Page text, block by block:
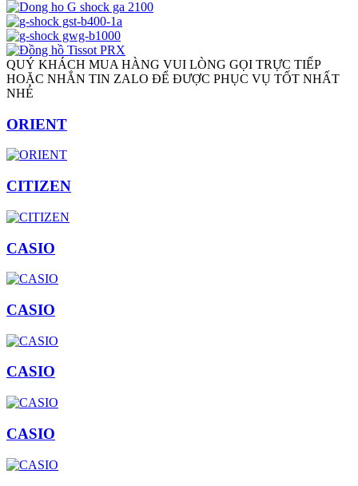
QUÝ KHÁCH MUA HÀNG VUI LÒNG GỌI TRỰC TIẾP
HOẶC NHẮN TIN ZALO ĐỂ ĐƯỢC PHỤC VỤ TỐT NHẤT
NHÉ
ORIENT
CITIZEN
CASIO
CASIO
CASIO
CASIO